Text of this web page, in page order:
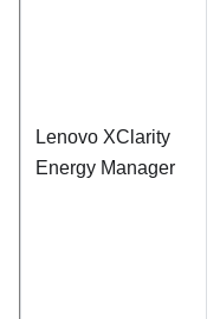
Lenovo XClarity
Energy Manager